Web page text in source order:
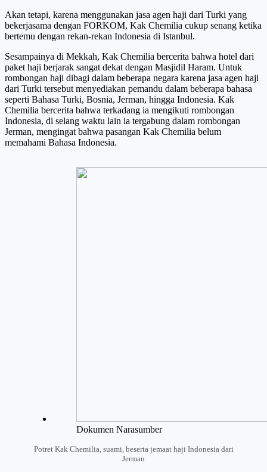
Akan tetapi, karena menggunakan jasa agen haji dari Turki yang
bekerjasama dengan FORKOM, Kak Chemilia cukup senang ketika
bertemu dengan rekan-rekan Indonesia di Istanbul.
Sesampainya di Mekkah, Kak Chemilia bercerita bahwa hotel dari
paket haji berjarak sangat dekat dengan Masjidil Haram. Untuk
rombongan haji dibagi dalam beberapa negara karena jasa agen haji
dari Turki tersebut menyediakan pemandu dalam beberapa bahasa
seperti Bahasa Turki, Bosnia, Jerman, hingga Indonesia. Kak
Chemilia bercerita bahwa terkadang ia mengikuti rombongan
Indonesia, di selang waktu lain ia tergabung dalam rombongan
Jerman, mengingat bahwa pasangan Kak Chemilia belum
memahami Bahasa Indonesia.
Dokumen Narasumber
Potret Kak Chemilia, suami, beserta jemaat haji Indonesia dari
Jerman